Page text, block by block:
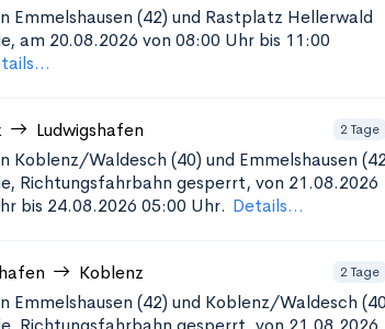
Emmelshausen (42) und Rastplatz Hellerwald
am 20.08.2026 von 08:00 Uhr bis 11:00
Ludwigshafen 2 Tage
Koblenz/Waldesch (40) und Emmelshausen
Richtungsfahrbahn gesperrt, von 21.08.2026
bis 24.08.2026 05:00 Uhr. Details...
Koblenz 2 Tage
Emmelshausen (42) und Koblenz/Waldesch